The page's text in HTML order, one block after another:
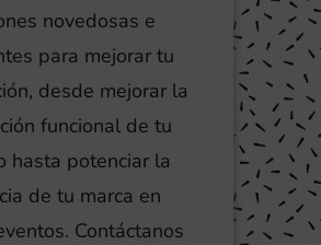
novedosas e
para mejorar tu
desde mejorar la
funcional de tu
hasta potenciar la
de tu marca en
Contáctanos